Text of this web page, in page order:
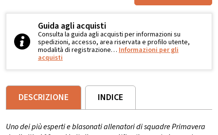
Guida agli acquisti
Consulta la guida agli acquisti per informazioni su
spedizioni, accesso, area riservata e profilo utente,
modalità di registrazione… Informazioni per gli
acquisti
DESCRIZIONE INDICE
Uno dei più esperti e blasonati allenatori di squadre Primavera